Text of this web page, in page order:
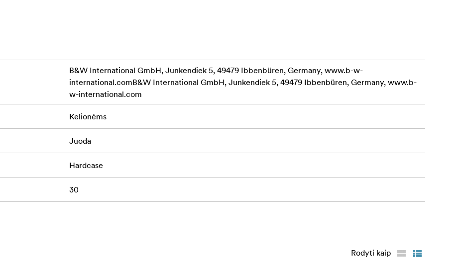
B&W International GmbH, Junkendiek 5, 49479 Ibbenbüren, Germany, www.b-w-
international.comB&W International GmbH, Junkendiek 5, 49479 Ibbenbüren, Germany, www.b-
w-international.com
Kelionėms
Juoda
Hardcase
30
Rodyti kaip